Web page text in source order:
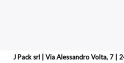
J Pack srl | Via Alessandro Volta, 7 |